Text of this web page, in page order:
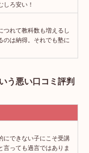
しろ安い！
つれて教科数も増えるし
のは納得。それでも塾に
う悪い口コミ評判
にできない子にこそ受講
言っても過言ではありま